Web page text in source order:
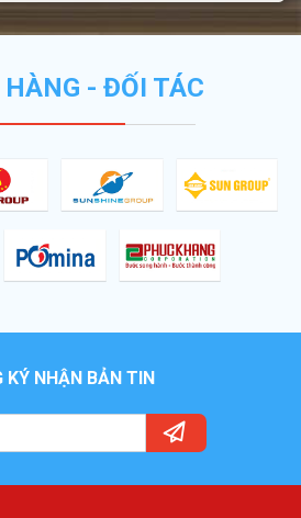
- ĐỐI TÁC
KÝ NHẬN BẢN TIN